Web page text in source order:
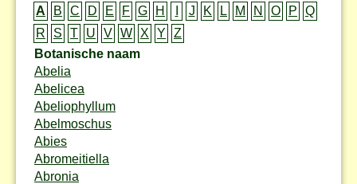
A
B C D E F G H J K L M N O P
Q
R
S T U V W X Y
Z
Botanische naam
Abelia
Abelicea
Abeliophyllum
Abelmoschus
Abies
Abromeitiella
Abronia